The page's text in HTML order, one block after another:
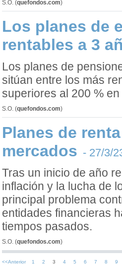
S.O. (quefondos.com)
Los planes de
rentables a 3
Los planes de
sitúan entre los más
superiores al 200 %
S.O. (quefondos.com)
Planes de
mercados - 27/3/
Tras un inicio de año
inflación y la lucha de
principal problema
entidades financieras
tiempos pasados.
S.O. (quefondos.com)
<<Anterior 1 2 3 4 5 6 7 8 9